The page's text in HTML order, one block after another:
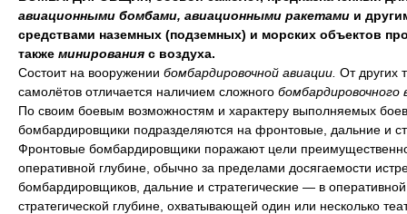
авиационными бомбами, авиационными ракетами и
средствами наземных (подземных) и морских объектов
также минирования с воздуха.
Состоит на вооружении бомбардировочной авиации. От других
самолётов отличается наличием сложного бомбардировочного
По своим боевым возможностям и характеру выполняемых
бомбардировщики подразделяются на фронтовые, дальние и
Фронтовые бомбардировщики поражают цели
оперативной глубине, обычно за пределами досягаемости
бомбардировщиков, дальние и стратегические — в
стратегической глубине, охватывающей один или несколько